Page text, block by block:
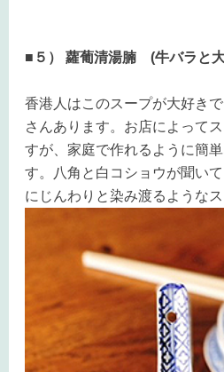
■５） 蘿葡清湯腩 (牛バラと
香港人はこのスープが大好き
さんあります。お店によって
すが、家庭で作れるように簡
す。八角と白コショウが聞い
にじんわりと染み渡るような